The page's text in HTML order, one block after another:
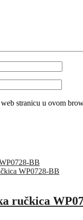
stranicu u ovom
ručkica